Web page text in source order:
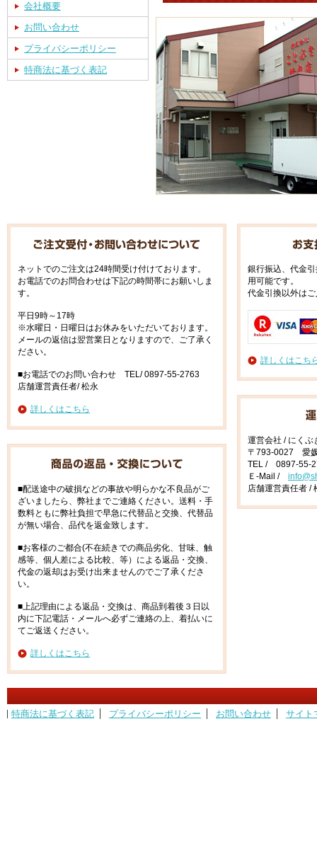
会社概要
お問い合わせ
プライバシーポリシー
特商法に基づく表記
ネットでのご注文は24時間受け付けております。
お電話でのお問合わせは下記の時間帯にお願いしま
す。
平日9時～17時
※水曜日・日曜日はお休みをいただいております。
メールの返信は翌営業日となりますので、ご了承く
ださい。
■お電話でのお問い合わせ TEL/ 0897-55-2763
店舗運営責任者/ 松永
詳しくはこちら
■配送途中の破損などの事故や明らかな不良品がご
ざいましたら、弊社までご連絡ください。送料・手
数料ともに弊社負担で早急に代替品と交換、代替品
が無い場合、品代を返金致します。
■お客様のご都合(不在続きでの商品劣化、甘味、触
感等、個人差による比較、等）による返品・交換、
代金の返却はお受け出来ませんのでご了承くださ
い。
■上記理由による返品・交換は、商品到着後３日以
内に下記電話・メールへ必ずご連絡の上、着払いに
てご返送ください。
詳しくはこちら
銀行振込、代金
用可能です。
代金引換以外は
詳しくはこち
運営会社 / にくぶ
〒793-0027 愛
TEL / 0897-55-
Ｅ-Mail /
店舗運営責任者 /
特商法に基づく表記 プライバシーポリシー お問い合わせ サイト